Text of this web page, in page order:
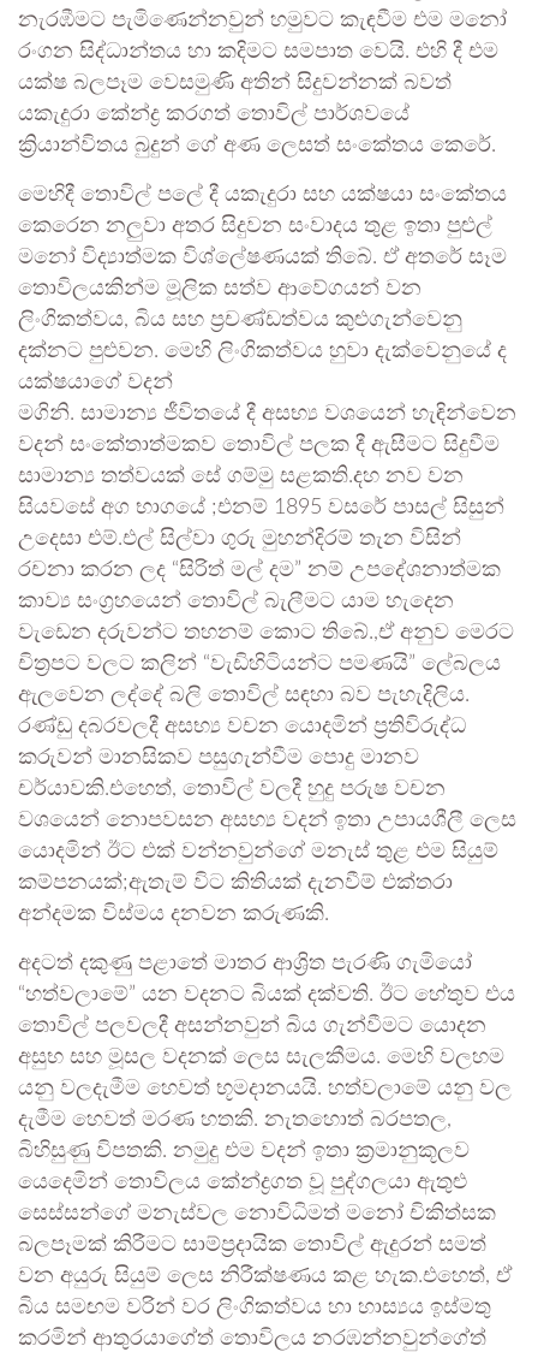
නැරඹීමට පැමිණෙන්නවුන් හමුවට කැඳවීම එම මනෝ
රංගන සිද්ධාන්තය හා කදිමට සමපාත වෙයි. එහි දී එම
යක්ෂ බලපෑම වෙසමුණි අතින් සිදුවන්නක් බවත්
යකැදුරා කේන්ද්‍ර කරගත් තොවිල් පාර්ශවයේ
ක්‍රියාන්විතය බුදුන් ගේ අණ ලෙසත් සංකේතය කෙරේ.
මෙහිදී තොවිල් පලේ දී යකැදුරා සහ යක්ෂයා සංකේතය
කෙරෙන නලුවා අතර සිදුවන සංවාදය තුළ ඉතා පුළුල්
මනෝ විද්‍යාත්මක විශ්ලේෂණයක් තිබේ. ඒ අතරේ සෑම
තොවිලයකින්ම මූලික සත්ව ආවේගයන් වන
ලිංගිකත්වය, බිය සහ ප්‍රචණ්ඩත්වය කුළුගැන්වෙනු
දක්නට පුළුවන. මෙහි ලිංගිකත්වය හුවා දැක්වෙනුයේ ද
යක්ෂයාගේ වදන්
මගිනි. සාමාන්‍ය ජීවිතයේ දී අසභ්‍ය වශයෙන් හැඳින්වෙන
වදන් සංකේතාත්මකව තොවිල් පලක දී ඇසීමට සිදුවීම
සාමාන්‍ය තත්වයක් සේ ගම්මු සළකති.දහ නව වන
සියවසේ අග භාගයේ ;එනම් 1895 වසරේ පාසල් සිසුන්
උදෙසා එම්.එල් සිල්වා ගුරු මුහන්දිරම් තැන විසින්
රචනා කරන ලද “සිරිත් මල් දම” නම් උපදේශනාත්මක
කාව්‍ය සංග්‍රහයෙන් තොවිල් බැලීමට යාම හැදෙන
වැඩෙන දරුවන්ට තහනම් කොට තිබේ.,ඒ අනුව මෙරට
චිත්‍රපට වලට කලින් “වැඩිහිටියන්ට පමණයි” ලේබලය
ඇලවෙන ලද්දේ බලි තොවිල් සඳහා බව පැහැදිලිය.
රණ්ඩු දබරවලදී අසභ්‍ය වචන යොදමින් ප්‍රතිවිරුද්ධ
කරුවන් මානසිකව පසුගැන්වීම පොදු මානව
චර්යාවකි.එහෙත්, තොවිල් වලදී හුදු පරුෂ වචන
වශයෙන් නොපවසන අසභ්‍ය වදන් ඉතා උපායශීලී ලෙස
යොදමින් ඊට එක් වන්නවුන්ගේ මනැස් තුළ එම සියුම්
කම්පනයක්;ඇතැම් විට කිතියක් දැනවීම් එක්තරා
අන්දමක විස්මය දනවන කරුණකි.
අදටත් දකුණු පළාතේ මාතර ආශ්‍රිත පැරණි ගැමියෝ
“හත්වලාමේ” යන වදනට බියක් දක්වති. ඊට හේතුව එය
තොවිල් පලවලදී අසන්නවුන් බිය ගැන්වීමට යොදන
අසුභ සහ මූසල වදනක් ලෙස සැලකීමය. මෙහි වලහම
යනු වලදැමීම හෙවත් භූමදානයයි. හත්වලාමේ යනු වල
දැමීම හෙවත් මරණ හතකි. නැතහොත් බරපතල,
බිහිසුණු විපතකි. නමුදු එම වදන් ඉතා ක්‍රමානුකූලව
යෙදෙමින් තොවිලය කේන්ද්‍රගත වූ පුද්ගලයා ඇතුළු
සෙස්සන්ගේ මනැස්වල නොවිධිමත් මනෝ චිකිත්සක
බලපෑමක් කිරීමට සාම්ප්‍රදායික තොවිල් ඇදුරන් සමත්
වන අයුරු සියුම් ලෙස නිරීක්ෂණය කළ හැක.එහෙත්, ඒ
බිය සමඟම වරින් වර ලිංගිකත්වය හා හාස්‍යය ඉස්මතු
කරමින් ආතුරයාගේත් තොවිලය නරඹන්නවුන්ගේත්